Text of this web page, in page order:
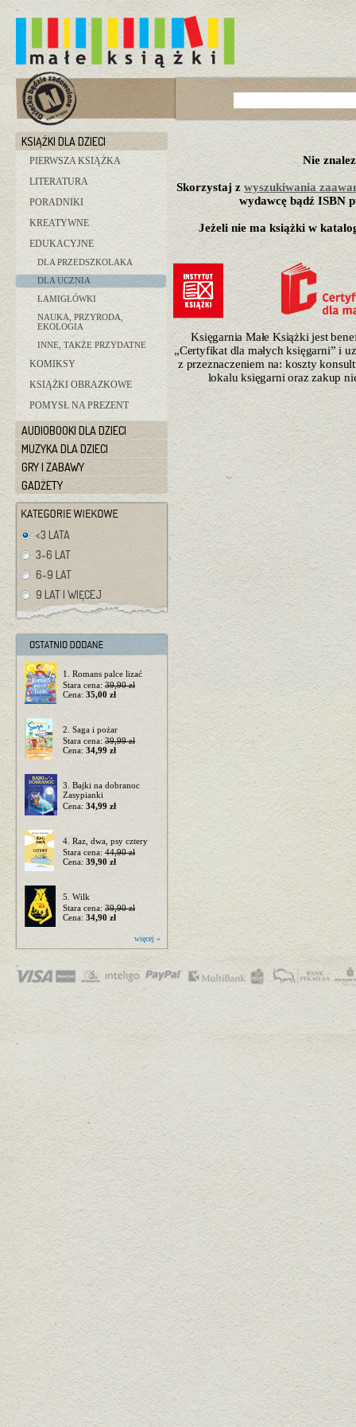
KSIĄŻKI DLA DZIECI
PIERWSZA KSIĄŻKA
LITERATURA
PORADNIKI
KREATYWNE
EDUKACYJNE
DLA PRZEDSZKOLAKA
DLA UCZNIA
ŁAMIGŁÓWKI
NAUKA, PRZYRODA,
EKOLOGIA
INNE, TAKŻE PRZYDATNE
KOMIKSY
KSIĄŻKI OBRAZKOWE
POMYSŁ NA PREZENT
AUDIOBOOKI DLA DZIECI
MUZYKA DLA DZIECI
GRY I ZABAWY
GADŻETY
<3 LATA
3-6 LAT
6-9 LAT
9 LAT I WIĘCEJ
1. Romans palce lizać
Stara cena: 39,90 zł
Cena: 35,00 zł
2. Saga i pożar
Stara cena: 39,99 zł
Cena: 34,99 zł
3. Bajki na dobranoc
Zasypianki
Cena: 34,99 zł
4. Raz, dwa, psy cztery
Stara cena: 44,90 zł
Cena: 39,90 zł
5. Wilk
Stara cena: 39,90 zł
Cena: 34,90 zł
więcej »
Nie
Skorzystaj z wyszukiwania
wydawcę bądź ISBN
Jeżeli nie ma książki w
Księgarnia Małe Książki jest
„Certyfikat dla małych księgarni” i
z przeznaczeniem na: koszty
lokalu księgarni oraz zakup